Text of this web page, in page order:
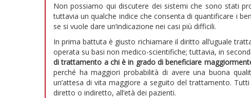
Non possiamo qui discutere dei sistemi che sono stati
tuttavia un qualche indice che consenta di quantificare i
se si vuole dare un’indicazione nei casi più difficili.
In prima battuta è giusto richiamare il diritto all’uguale
operata su basi non medico-scientifiche; tuttavia, in
di trattamento a chi è in grado di beneficiare
perché ha maggiori probabilità di avere una buona
un’attesa di vita maggiore a seguito del trattamento.
diretto o indiretto, all’età dei pazienti.